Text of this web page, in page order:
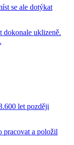
se ale dotýkat
dokonale uklizeně.
let později
pracovat a položil